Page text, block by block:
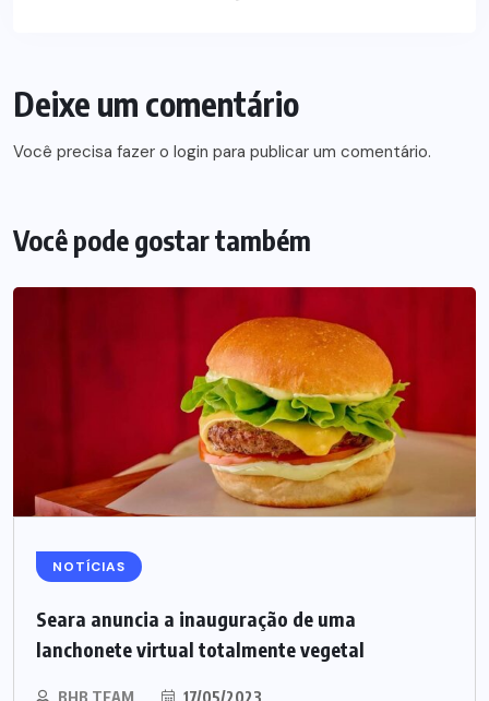
Deixe um comentário
Você precisa fazer o login para publicar um comentário.
Você pode gostar também
NOTÍCIAS
Seara anuncia a inauguração de uma
lanchonete virtual totalmente vegetal
BHB TEAM 17/05/2023